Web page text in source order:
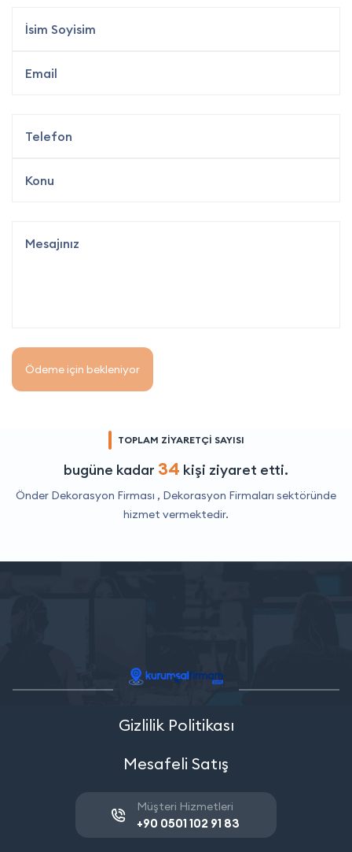
Ödeme için bekleniyor
TOPLAM ZİYARETÇİ SAYISI
bugüne kadar 34 kişi ziyaret etti.
Önder Dekorasyon Firması , Dekorasyon Firmaları sektöründe
hizmet vermektedir.
Gizlilik Politikası
Mesafeli Satış
Müşteri Hizmetleri
+90 0501 102 91 83